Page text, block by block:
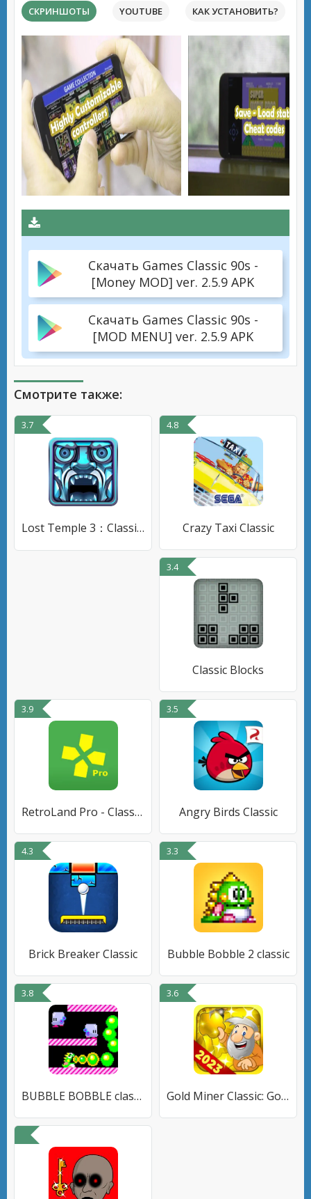
СКРИНШОТЫ YOUTUBE КАК УСТАНОВИТЬ?
Скачать Games Classic 90s -
[Money MOD] ver. 2.5.9 APK
Скачать Games Classic 90s -
[MOD MENU] ver. 2.5.9 APK
Смотрите также:
3.7
Lost Temple 3：Classic Run
4.8
Crazy Taxi Classic
3.4
Classic Blocks
3.9
RetroLand Pro - Classic Retro
3.5
Angry Birds Classic
4.3
Brick Breaker Classic
3.3
Bubble Bobble 2 classic
3.8
BUBBLE BOBBLE classic
3.6
Gold Miner Classic: Gold Rush